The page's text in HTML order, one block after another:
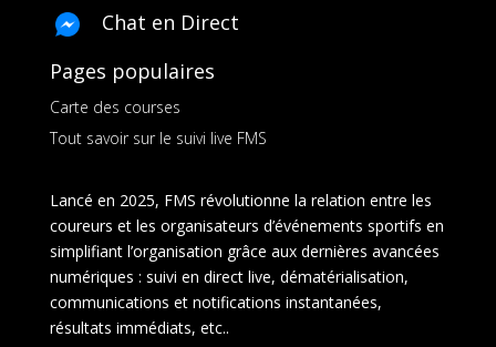
Chat en Direct
Pages populaires
Carte des courses
Tout savoir sur le suivi live FMS
Lancé en 2025, FMS révolutionne la relation entre les
coureurs et les organisateurs d’événements sportifs en
simplifiant l’organisation grâce aux dernières avancées
numériques : suivi en direct live, dématérialisation,
communications et notifications instantanées,
résultats immédiats, etc..